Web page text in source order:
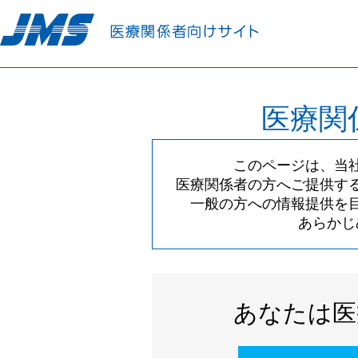
医療
このページは、当
医療関係者の方へご提供す
一般の方への情報提供を
あらか
あなたは